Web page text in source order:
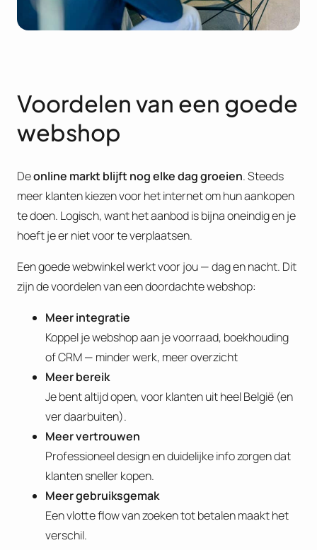
Voordelen van een goede
webshop
Deonline markt blijft nog elke dag groeien. Steeds
meer klanten kiezen voor het internet om hun aankopen
te doen. Logisch, want het aanbod is bijna oneindig en je
hoeft je er niet voor te verplaatsen.
Een goede webwinkel werkt voor jou — dag en nacht. Dit
zijn de voordelen van een doordachte webshop:
Meer integratie
Koppel je webshop aan je voorraad, boekhouding
of CRM — minder werk, meer overzicht
Meer bereik
Je bent altijd open, voor klanten uit heel België (en
ver daarbuiten).
Meer vertrouwen
Professioneel design en duidelijke info zorgen dat
klanten sneller kopen.
Meer gebruiksgemak
Een vlotte flow van zoeken tot betalen maakt het
verschil.